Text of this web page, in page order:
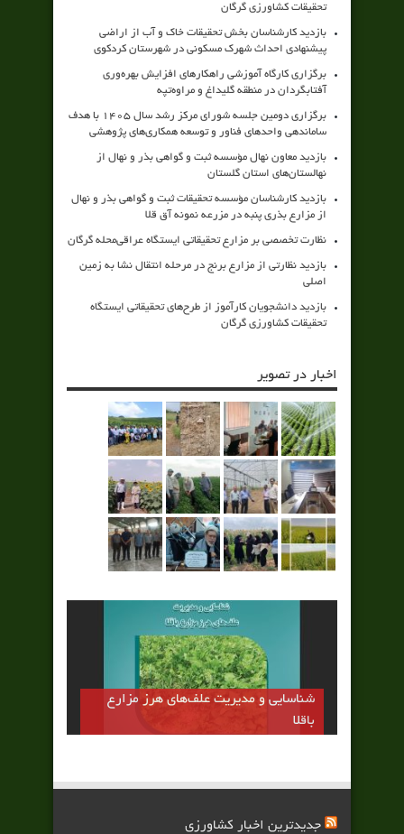
تحقیقات کشاورزی گرگان
بازدید کارشناسان بخش تحقیقات خاک و آب از اراضی
پیشنهادی احداث شهرک مسکونی در شهرستان کردکوی
برگزاری کارگاه آموزشی راهکارهای افزایش بهره‌وری
آفتابگردان در منطقه گلیداغ و مراوه‌تپه
برگزاری دومین جلسه شورای مرکز رشد سال ۱۴۰۵ با هدف
ساماندهی واحدهای فناور و توسعه همکاری‌های پژوهشی
بازدید معاون نهال مؤسسه ثبت و گواهی بذر و نهال از
نهالستان‌های استان گلستان
بازدید کارشناسان مؤسسه تحقیقات ثبت و گواهی بذر و نهال
از مزارع بذری پنبه در مزرعه نمونه آق قلا
نظارت تخصصی بر مزارع تحقیقاتی ایستگاه عراقی‌محله گرگان
بازدید نظارتی از مزارع برنج در مرحله انتقال نشا به زمین
اصلی
بازدید دانشجویان کارآموز از طرح‌های تحقیقاتی ایستگاه
تحقیقات کشاورزی گرگان
اخبار در تصویر
شناسایی و مدیریت علف‌های هرز مزارع
باقلا
جدیدترین اخبار کشاورزی